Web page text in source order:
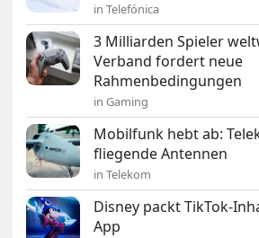
in Telefónica
3 Milliarden Spieler
Verband fordert neue
Rahmenbedingungen
in Gaming
Mobilfunk hebt ab:
fliegende Antennen
in Telekom
Disney packt TikTok-
App